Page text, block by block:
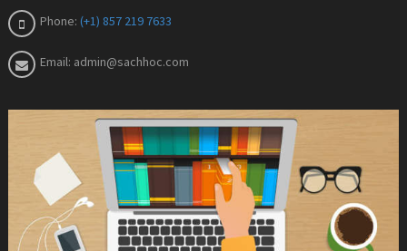
Phone: (+1) 857 219 7633
Email: admin@sachhoc.com